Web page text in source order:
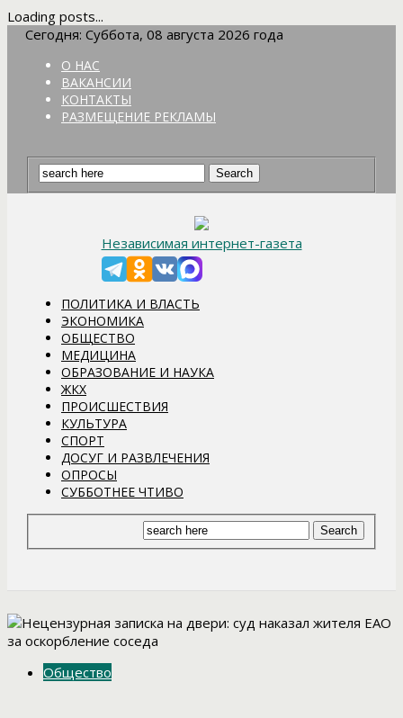
Loading posts...
Сегодня: Суббота, 08 августа 2026 года
О НАС
ВАКАНСИИ
КОНТАКТЫ
РАЗМЕЩЕНИЕ РЕКЛАМЫ
Независимая интернет-газета
ПОЛИТИКА И ВЛАСТЬ
ЭКОНОМИКА
ОБЩЕСТВО
МЕДИЦИНА
ОБРАЗОВАНИЕ И НАУКА
ЖКХ
ПРОИСШЕСТВИЯ
КУЛЬТУРА
СПОРТ
ДОСУГ И РАЗВЛЕЧЕНИЯ
ОПРОСЫ
СУББОТНЕЕ ЧТИВО
Общество